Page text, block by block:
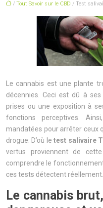
/ Tout Savoir sur le CBD / Test
Le cannabis est une plante
décennies. Ceci est dû à
prises ou une exposition à
fonctions perceptives.
mandatées pour arrêter ceux
drogue. D’où le test salivaire
vertus proviennent de
comprendre le
ces tests détectent réellement.
Le cannabis